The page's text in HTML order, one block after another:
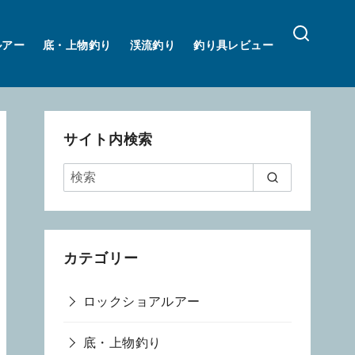
ー 底・上物釣り 渓流釣り 釣り具レビュー
サイト内検索
カテゴリー
ロックショアルアー
底・上物釣り